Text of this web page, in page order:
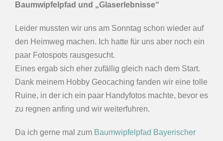
Baumwipfelpfad und „Glaserlebnisse“
Leider mussten wir uns am Sonntag schon wieder auf
den Heimweg machen. Ich hatte für uns aber noch ein
paar Fotospots rausgesucht.
Eines ergab sich eher zufällig gleich nach dem Start.
Dank meinem Hobby Geocaching fanden wir eine tolle
Ruine, in der ich ein paar Handyfotos machte, bevor es
zu regnen anfing und wir weiterfuhren.
Da ich gerne mal zum Baumwipfelpfad Bayerischer